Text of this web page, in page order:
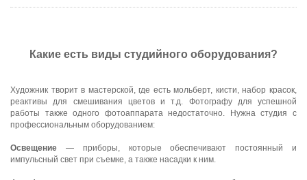
Какие есть виды студийного оборудования?
Художник творит в мастерской, где есть мольберт, кисти, набор красок,
реактивы для смешивания цветов и т.д. Фотографу для успешной
работы также одного фотоаппарата недостаточно. Нужна студия с
профессиональным оборудованием:
Освещение — приборы, которые обеспечивают постоянный и
импульсный свет при съемке, а также насадки к ним.